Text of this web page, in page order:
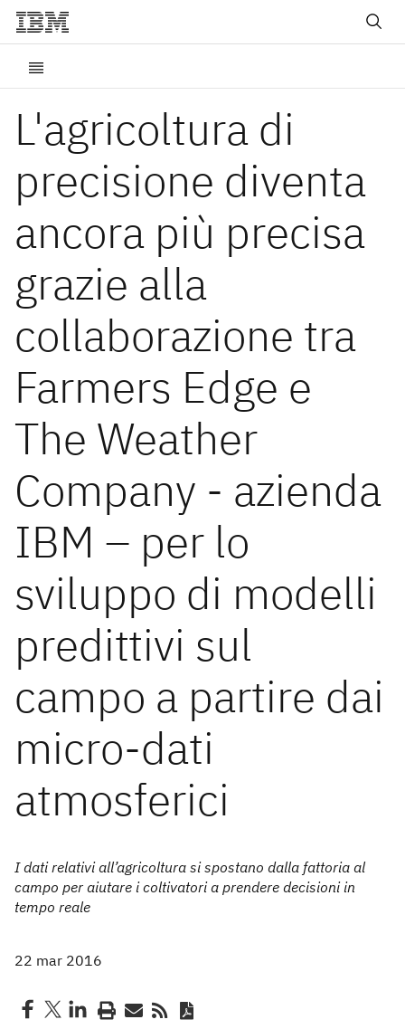
L'agricoltura di
precisione diventa
ancora più precisa
grazie alla
collaborazione tra
Farmers Edge e
The Weather
Company - azienda
IBM – per lo
sviluppo di modelli
predittivi sul
campo a partire dai
micro-dati
atmosferici
I dati relativi all’agricoltura si spostano dalla fattoria al
campo per aiutare i coltivatori a prendere decisioni in
tempo reale
22 mar 2016